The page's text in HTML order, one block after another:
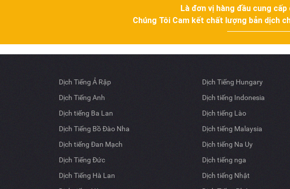
Là đơn vị hàng đầu cung
Chúng Tôi Cam kết chất lượng bản dịch
Dịch Tiếng Ả Rập
Dịch Tiếng Anh
Dịch tiếng Ba Lan
Dịch Tiếng Bồ Đào Nha
Dịch tiếng Đan Mạch
Dịch Tiếng Đức
Dịch Tiếng Hà Lan
Dịch Tiếng Hungary
Dịch tiếng Indonesia
Dịch tiếng Lào
Dịch tiếng Malaysia
Dịch tiếng Na Uy
Dịch tiếng nga
Dịch tiếng Nhật